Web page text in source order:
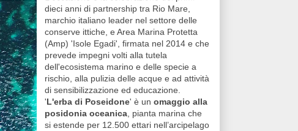
dieci anni di partnership tra Rio Mare,
marchio italiano leader nel settore delle
conserve ittiche, e Area Marina Protetta
(Amp) 'Isole Egadi', firmata nel 2014 e che
prevede impegni volti alla tutela
dell'ecosistema marino e delle specie a
rischio, alla pulizia delle acque e ad attività
di sensibilizzazione ed educazione.
'L'erba di Poseidone' è un omaggio alla
posidonia oceanica, pianta marina che
si estende per 12.500 ettari nell’arcipelago